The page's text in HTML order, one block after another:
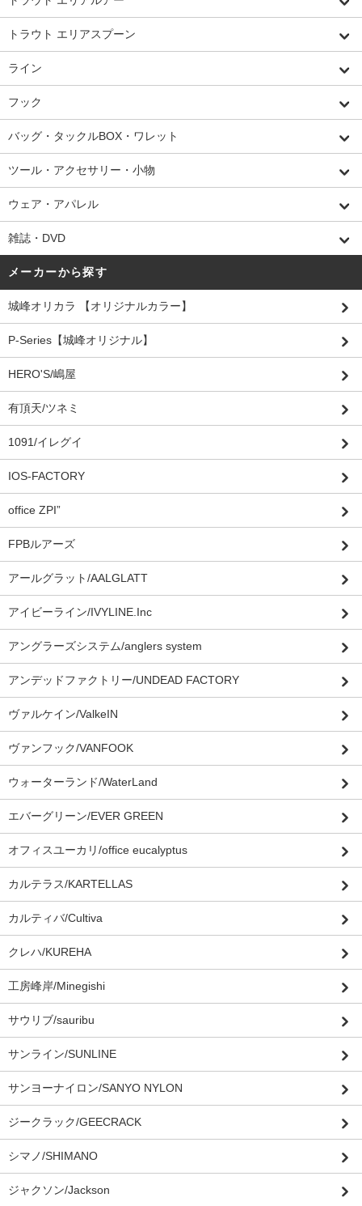
トラウト エリアスプーン
ライン
フック
バッグ・タックルBOX・ワレット
ツール・アクセサリー・小物
ウェア・アパレル
雑誌・DVD
メーカーから探す
城峰オリカラ 【オリジナルカラー】
P-Series【城峰オリジナル】
HERO'S/嶋屋
有頂天/ツネミ
1091/イレグイ
IOS-FACTORY
office ZPI”
FPBルアーズ
アールグラット/AALGLATT
アイビーライン/IVYLINE.Inc
アングラーズシステム/anglers system
アンデッドファクトリー/UNDEAD FACTORY
ヴァルケイン/ValkeIN
ヴァンフック/VANFOOK
ウォーターランド/WaterLand
エバーグリーン/EVER GREEN
オフィスユーカリ/office eucalyptus
カルテラス/KARTELLAS
カルティバ/Cultiva
クレハ/KUREHA
工房峰岸/Minegishi
サウリブ/sauribu
サンライン/SUNLINE
サンヨーナイロン/SANYO NYLON
ジークラック/GEECRACK
シマノ/SHIMANO
ジャクソン/Jackson